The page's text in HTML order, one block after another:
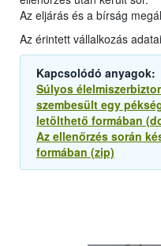
Az eljárás és a bírság
Az érintett vállalkozás
Kapcsolódó anyagok:
Súlyos
szembesült egy
letölthető formában
Az ellenőrzés során
formában (zip)